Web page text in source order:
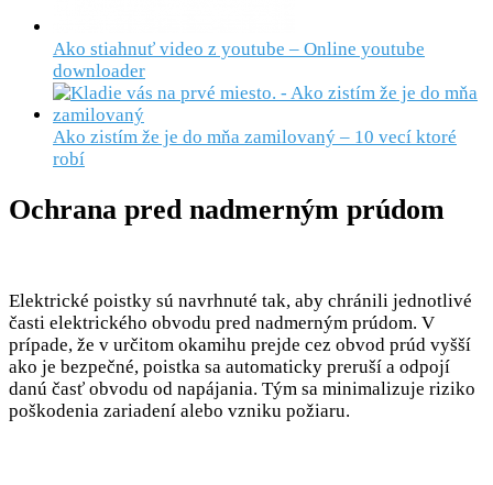
Ako stiahnuť video z youtube – Online youtube
downloader
Ako zistím že je do mňa zamilovaný – 10 vecí ktoré
robí
Ochrana pred nadmerným prúdom
Elektrické poistky sú navrhnuté tak, aby chránili jednotlivé
časti elektrického obvodu pred nadmerným prúdom. V
prípade, že v určitom okamihu prejde cez obvod prúd vyšší
ako je bezpečné, poistka sa automaticky preruší a odpojí
danú časť obvodu od napájania. Tým sa minimalizuje riziko
poškodenia zariadení alebo vzniku požiaru.